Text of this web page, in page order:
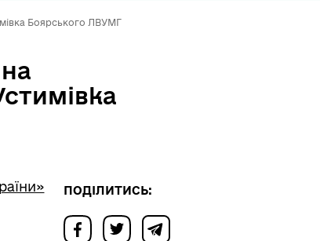
Боярського ЛВУМГ
ПОДІЛИТИСЬ: